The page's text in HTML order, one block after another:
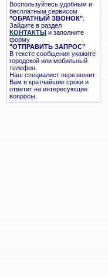
Воспользуйтесь удобным и
бесплатным сервисом
"ОБРАТНЫЙ ЗВОНОК"
Зайдите в раздел
КОНТАКТЫ и заполните
форму
"ОТПРАВИТЬ ЗАПРОС"
В тексте сообщения укажите
городской или мобильный
телефон.
Наш специалист перезвонит
Вам в кратчайшие сроки и
ответит на интересующие
вопросы.